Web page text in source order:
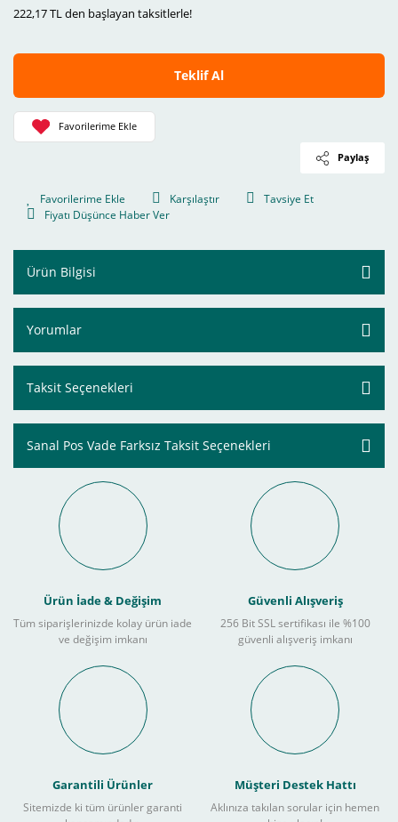
222,17 TL den başlayan taksitlerle!
Teklif Al
Paylaş
Karşılaştır
Tavsiye Et
Fiyatı Düşünce Haber Ver
Ürün Bilgisi
Yorumlar
Taksit Seçenekleri
Sanal Pos Vade Farksız Taksit Seçenekleri
Ürün İade & Değişim
Tüm siparişlerinizde kolay ürün iade
ve değişim imkanı
Güvenli Alışveriş
256 Bit SSL sertifikası ile %100
güvenli alışveriş imkanı
Garantili Ürünler
Sitemizde ki tüm ürünler garanti
Müşteri Destek Hattı
Aklınıza takılan sorular için hemen